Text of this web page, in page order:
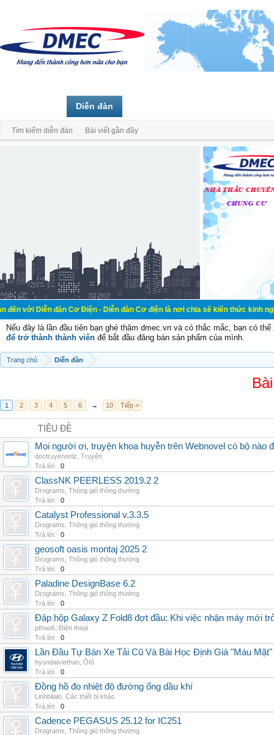
đàn Cơ Điện - Diễn đàn Cơ điện là nơi chia sẽ kiến thức kinh nghiệm
Nếu đây là lần đầu tiên bạn ghé thăm dmec.vn và có thắc mắc, bạn có
để trở thành thành viên để bắt đầu đăng bán sản phẩm của mình.
Trang chủ Diễn đàn
1 2 3 4 5 6 → 10 Tiếp >
TIÊU ĐỀ
Mọi người ơi, truyện khoa huyễn trên Webnovel có bộ nào
doctruyenonlz Truyện
Trả lời:
0
ClassNK PEERLESS 2019.2 2
Drograms Thông gió thông thường
Trả lời:
0
Catalyst Professional v.3.3.5
Drograms Thông gió thông thường
Trả lời:
0
geosoft oasis montaj 2025 2
Drograms Thông gió thông thường
Trả lời:
0
Paladine DesignBase 6.2
Drograms Thông gió thông thường
Trả lời:
0
Đập hộp Galaxy Z Fold8 đợt đầu: Khi việc nhận máy mới
pthao6 Điện thoại
Trả lời:
0
Lần Đầu Tự Bán Xe Tải Cũ Và Bài Học Định Giá "Máu
hyundaiviethan Ôtô
Trả lời:
0
Đồng hồ đo nhiệt độ đường ống dầu khí
Linhbilalo Các thiết bị khác
Trả lời:
0
Cadence PEGASUS 25.12 for IC251
Drograms Thông gió thông thường
Diễn đàn
Tìm kiếm diễn đàn Bài viết gần đây